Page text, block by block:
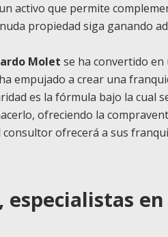
activo que permite
propiedad siga ganando
Molet se ha convertido
empujado a crear una
es la fórmula bajo la cual
ofreciendo la
consultor ofrecerá a sus